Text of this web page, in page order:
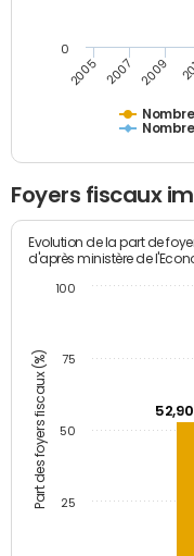
2005 2007 2009
0
Foyers fiscaux
Part des foyers fiscaux (%)
Evolution de la part de
d'après ministère de
25
50
75
100